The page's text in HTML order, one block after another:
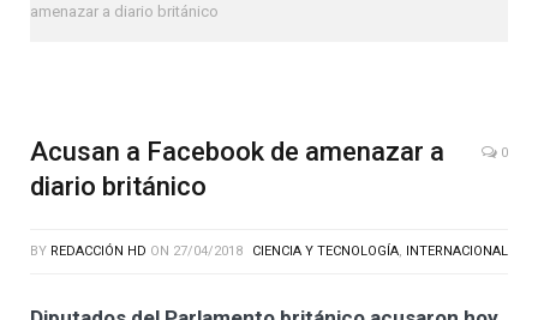
amenazar a diario británico
Acusan a Facebook de amenazar a
diario británico
0
BY REDACCIÓN HD ON 27/04/2018 CIENCIA Y TECNOLOGÍA, INTERNACIONAL